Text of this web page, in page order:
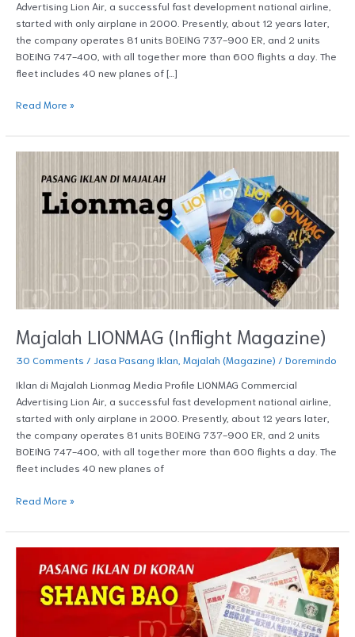
Advertising Lion Air, a successful fast development national airline,
started with only airplane in 2000. Presently, about 12 years later,
the company operates 81 units BOEING 737-900 ER, and 2 units
BOEING 747-400, with all together more than 600 flights a day. The
fleet includes 40 new planes of […]
Read More »
Majalah LIONMAG (Inflight Magazine)
30 Comments / Jasa Pasang Iklan Majalah (Magazine) / Doremindo
Iklan di Majalah Lionmag Media Profile LIONMAG Commercial
Advertising Lion Air, a successful fast development national airline,
started with only airplane in 2000. Presently, about 12 years later,
the company operates 81 units BOEING 737-900 ER, and 2 units
BOEING 747-400, with all together more than 600 flights a day. The
fleet includes 40 new planes of
LIONMAG
(Inflight
Magazine)
Read More »
Koran
Shangbao